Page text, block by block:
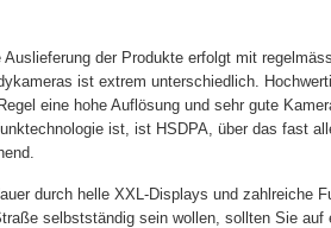
der Produkte erfolgt mit
ist extrem unterschiedlich.
eine hohe Auflösung und sehr gute
ist, ist HSDPA, über das fast
durch helle XXL-Displays und zahlreiche
selbstständig sein wollen, sollten Sie auf